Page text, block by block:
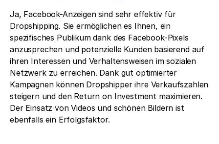
Ja, Facebook-Anzeigen sind sehr effektiv für
Dropshipping. Sie ermöglichen es Ihnen, ein
spezifisches Publikum dank des Facebook-Pixels
anzusprechen und potenzielle Kunden basierend auf
ihren Interessen und Verhaltensweisen im sozialen
Netzwerk zu erreichen. Dank gut optimierter
Kampagnen können Dropshipper ihre Verkaufszahlen
steigern und den Return on Investment maximieren.
Der Einsatz von Videos und schönen Bildern ist
ebenfalls ein Erfolgsfaktor.